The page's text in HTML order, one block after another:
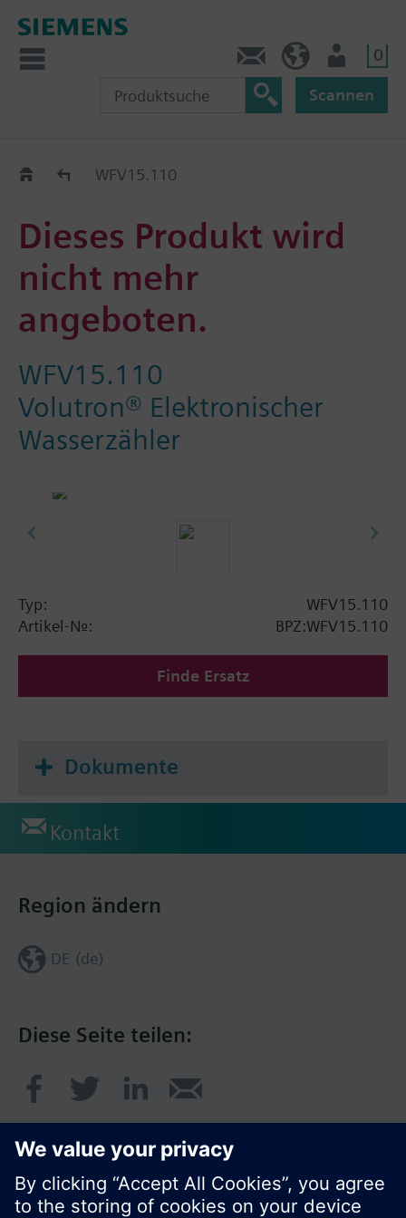
0
Scannen
Old2NewWFV15.110
Dieses Produkt wird
nicht mehr
angeboten.
WFV15.110
Volutron® Elektronischer
Wasserzähler
Typ:
WFV15.110
Artikel-Nr.:
BPZ:WFV15.110
Finde Ersatz
Dokumente
Kontakt
Diese Seite teilen:
Region ändern
DE (de)